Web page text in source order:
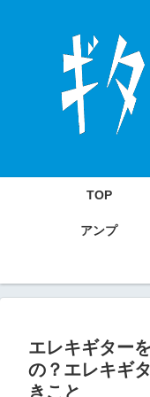
TOP
アンプ
エレキギター
の？エレキギ
きこと